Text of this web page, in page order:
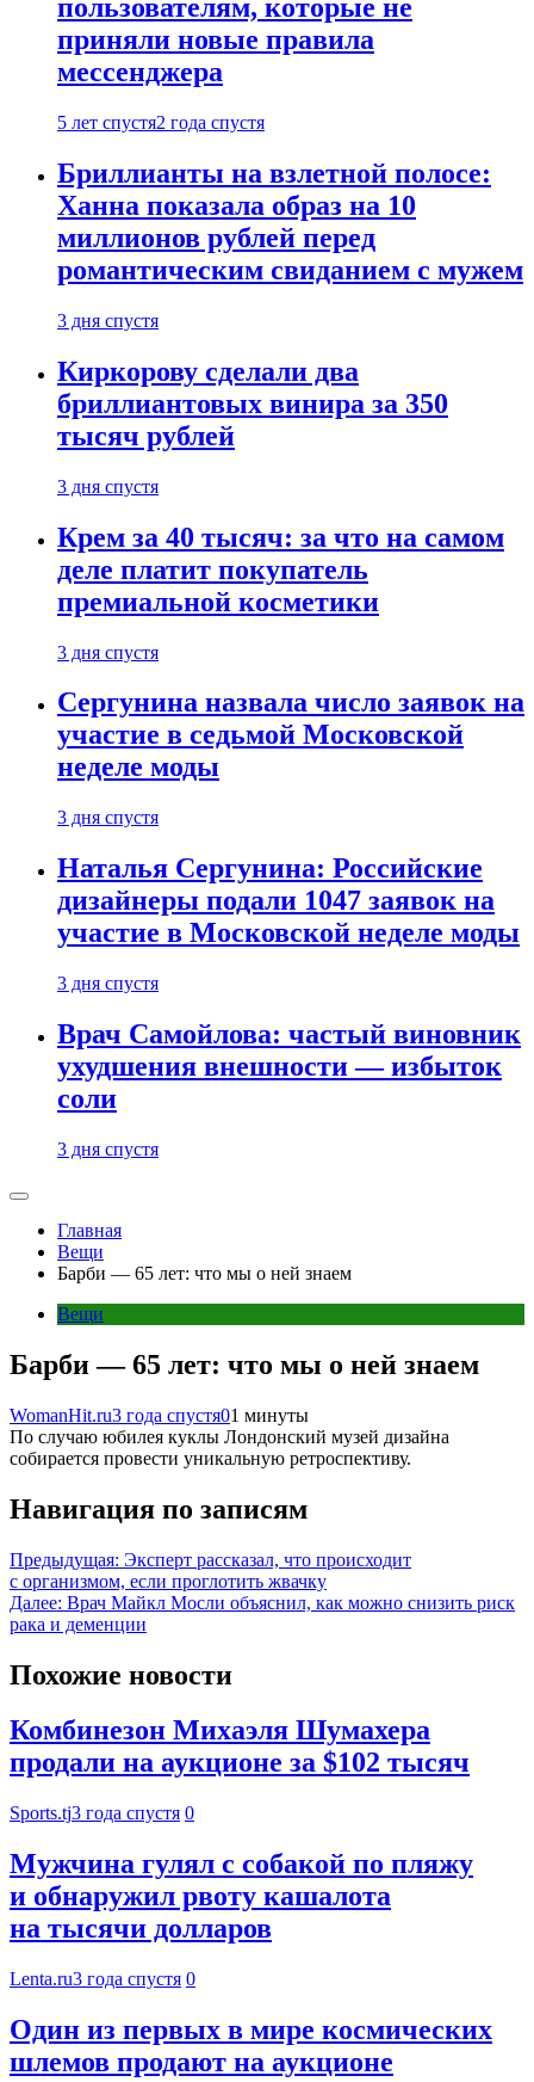
пользователям, которые не
приняли новые правила
мессенджера
5 лет спустя2 года спустя
Бриллианты на взлетной полосе:
Ханна показала образ на 10
миллионов рублей перед
романтическим свиданием с мужем
3 дня спустя
Киркорову сделали два
бриллиантовых винира за 350
тысяч рублей
3 дня спустя
Крем за 40 тысяч: за что на самом
деле платит покупатель
премиальной косметики
3 дня спустя
Сергунина назвала число заявок на
участие в седьмой Московской
неделе моды
3 дня спустя
Наталья Сергунина: Российские
дизайнеры подали 1047 заявок на
участие в Московской неделе моды
3 дня спустя
Врач Самойлова: частый виновник
ухудшения внешности — избыток
соли
3 дня спустя
Главная
Вещи
Барби — 65 лет: что мы о ней знаем
Вещи
Барби — 65 лет: что мы о ней знаем
WomanHit.ru3 года спустя01 минуты
По случаю юбилея куклы Лондонский музей дизайна
собирается провести уникальную ретроспективу.
Навигация по записям
Предыдущая: Эксперт рассказал, что происходит
с организмом, если проглотить жвачку
Далее: Врач Майкл Мосли объяснил, как можно снизить риск
рака и деменции
Похожие новости
Комбинезон Михаэля Шумахера
продали на аукционе за $102 тысяч
Sports.tj3 года спустя 0
Мужчина гулял с собакой по пляжу
и обнаружил рвоту кашалота
на тысячи долларов
Lenta.ru3 года спустя 0
Один из первых в мире космических
шлемов продают на аукционе